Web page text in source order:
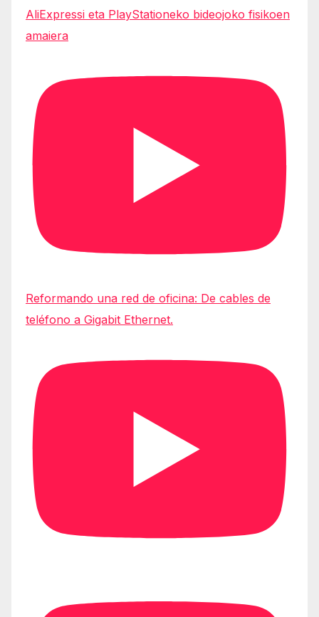
AliExpressi eta PlayStationeko bideojoko fisikoen
amaiera
Reformando una red de oficina: De cables de
teléfono a Gigabit Ethernet.